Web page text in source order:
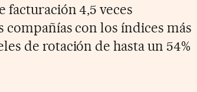
4,5 veces
con los índices más
de rotación de hasta un 54%